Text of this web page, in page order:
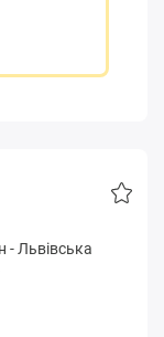
- Львівськa